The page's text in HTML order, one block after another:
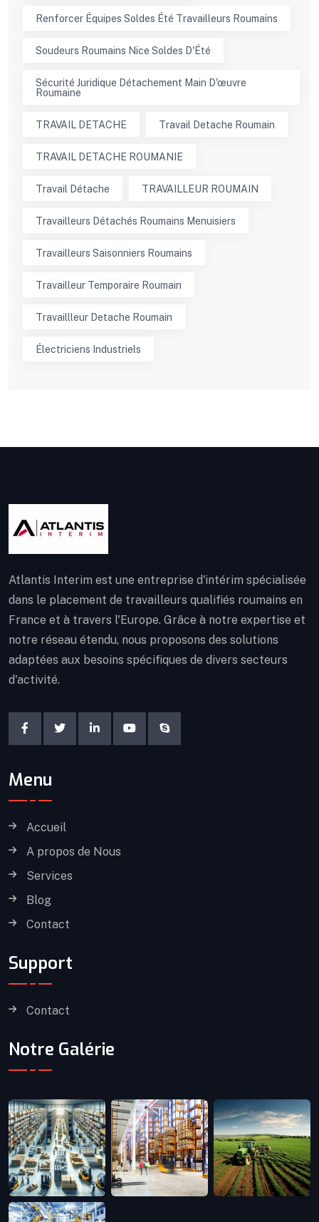
Renforcer Équipes Soldes Été Travailleurs Roumains
Soudeurs Roumains Nice Soldes D'Été
Sécurité Juridique Détachement Main D'œuvre
Roumaine
TRAVAIL DETACHE Travail Detache Roumain
TRAVAIL DETACHE ROUMANIE
Travail Détache TRAVAILLEUR ROUMAIN
Travailleurs Détachés Roumains Menuisiers
Travailleurs Saisonniers Roumains
Travailleur Temporaire Roumain
Travaillleur Detache Roumain
Électriciens Industriels
Atlantis Interim est une entreprise d'intérim spécialisée
dans le placement de travailleurs qualifiés roumains en
France et à travers l'Europe. Grâce à notre expertise et
notre réseau étendu, nous proposons des solutions
adaptées aux besoins spécifiques de divers secteurs
d'activité.
Menu
Accueil
A propos de Nous
Services
Blog
Contact
Support
Contact
Notre Galérie